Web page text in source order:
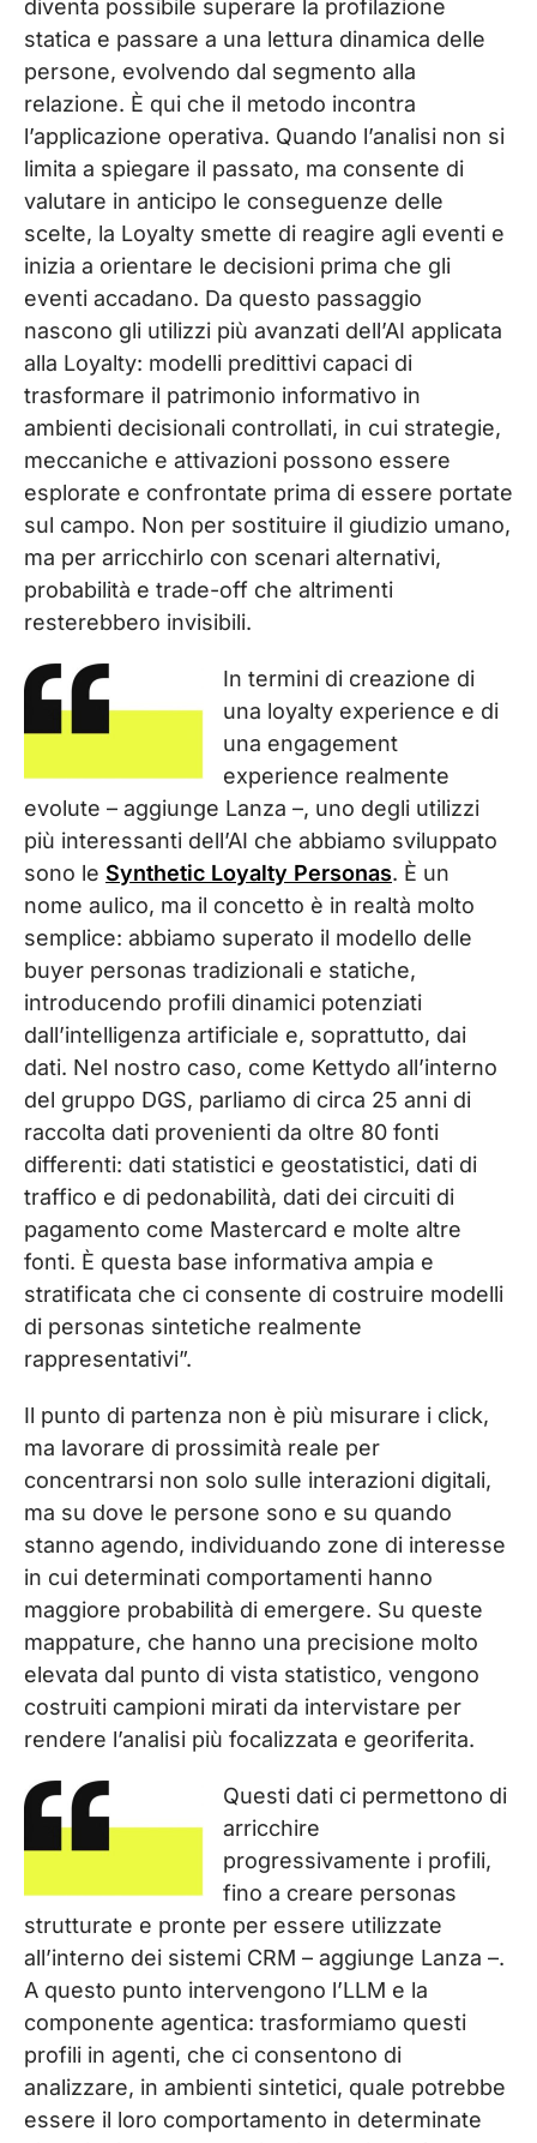
diventa possibile superare la profilazione
statica e passare a una lettura dinamica delle
persone, evolvendo dal segmento alla
relazione. È qui che il metodo incontra
l’applicazione operativa. Quando l’analisi non si
limita a spiegare il passato, ma consente di
valutare in anticipo le conseguenze delle
scelte, la Loyalty smette di reagire agli eventi e
inizia a orientare le decisioni prima che gli
eventi accadano. Da questo passaggio
nascono gli utilizzi più avanzati dell’AI applicata
alla Loyalty: modelli predittivi capaci di
trasformare il patrimonio informativo in
ambienti decisionali controllati, in cui strategie,
meccaniche e attivazioni possono essere
esplorate e confrontate prima di essere portate
sul campo. Non per sostituire il giudizio umano,
ma per arricchirlo con scenari alternativi,
probabilità e trade-off che altrimenti
resterebbero invisibili.
In termini di creazione di
una loyalty experience e di
una engagement
experience realmente
evolute – aggiunge Lanza –, uno degli utilizzi
più interessanti dell’AI che abbiamo sviluppato
sono le Synthetic Loyalty Personas. È un
nome aulico, ma il concetto è in realtà molto
semplice: abbiamo superato il modello delle
buyer personas tradizionali e statiche,
introducendo profili dinamici potenziati
dall’intelligenza artificiale e, soprattutto, dai
dati. Nel nostro caso, come Kettydo all’interno
del gruppo DGS, parliamo di circa 25 anni di
raccolta dati provenienti da oltre 80 fonti
differenti: dati statistici e geostatistici, dati di
traffico e di pedonabilità, dati dei circuiti di
pagamento come Mastercard e molte altre
fonti. È questa base informativa ampia e
stratificata che ci consente di costruire modelli
di personas sintetiche realmente
rappresentativi”.
Il punto di partenza non è più misurare i click,
ma lavorare di prossimità reale per
concentrarsi non solo sulle interazioni digitali,
ma su dove le persone sono e su quando
stanno agendo, individuando zone di interesse
in cui determinati comportamenti hanno
maggiore probabilità di emergere. Su queste
mappature, che hanno una precisione molto
elevata dal punto di vista statistico, vengono
costruiti campioni mirati da intervistare per
rendere l’analisi più focalizzata e georiferita.
Questi dati ci permettono di
arricchire
progressivamente i profili,
fino a creare personas
strutturate e pronte per essere utilizzate
all’interno dei sistemi CRM – aggiunge Lanza –.
A questo punto intervengono l’LLM e la
componente agentica: trasformiamo questi
profili in agenti, che ci consentono di
analizzare, in ambienti sintetici, quale potrebbe
essere il loro comportamento in determinate